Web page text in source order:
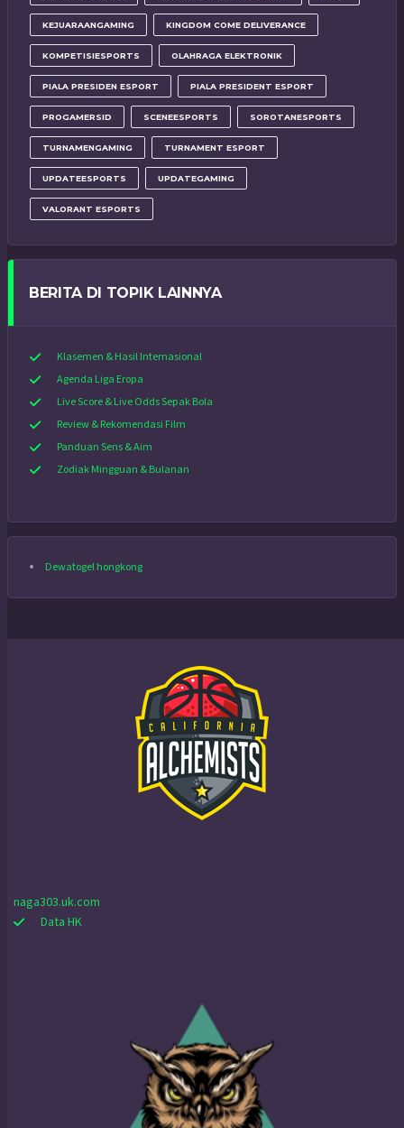
KEJUARAANGAMING KINGDOM COME DELIVERANCE
KOMPETISIESPORTS OLAHRAGA ELEKTRONIK
PIALA PRESIDEN ESPORT PIALA PRESIDENT ESPORT
PROGAMERSID SCENEESPORTS SOROTANESPORTS
TURNAMENGAMING TURNAMENT ESPORT
UPDATEESPORTS UPDATEGAMING
VALORANT ESPORTS
BERITA DI TOPIK LAINNYA
Klasemen & Hasil Internasional
Agenda Liga Eropa
Live Score & Live Odds Sepak Bola
Review & Rekomendasi Film
Panduan Sens & Aim
Zodiak Mingguan & Bulanan
Dewatogel hongkong
naga303.uk.com
Data HK